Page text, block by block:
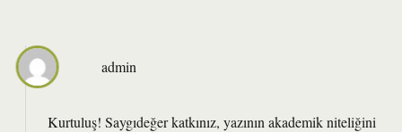
admin
Kurtuluş! Saygıdeğer katkınız, yazının akademik niteliğini